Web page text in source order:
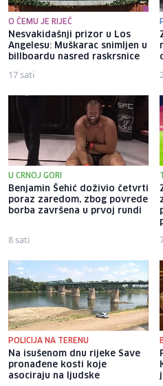
O ČEMU JE RIJEČ
Nesvakidašnji prizor u Los
Angelesu: Muškarac snimljen u
billboardu nasred raskrsnice
17 sati
U CRNOJ GORI
Benjamin Šehić doživio četvrti
poraz zaredom, zbog povrede
borba završena u prvoj rundi
8 sati
POLICIJA NA TERENU
Na isušenom dnu rijeke Save
pronađene kosti koje
asociraju na ljudske